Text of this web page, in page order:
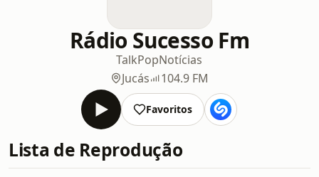
Rádio Sucesso Fm
TalkPopNotícias
Jucás
104.9 FM
Favoritos
Lista de Reprodução